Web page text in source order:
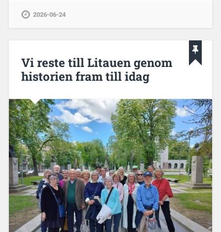
2026-06-24
Vi reste till Litauen genom
historien fram till idag